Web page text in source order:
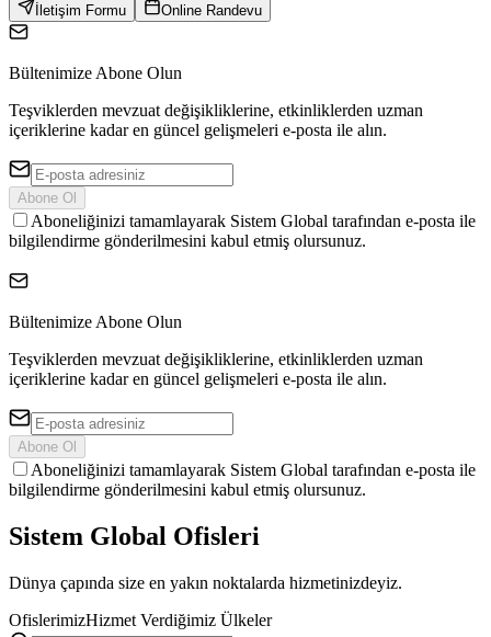
İletişim Formu Online Randevu
Bültenimize Abone Olun
Teşviklerden mevzuat değişikliklerine, etkinliklerden uzman
içeriklerine kadar en güncel gelişmeleri e-posta ile alın.
Abone Ol
Aboneliğinizi tamamlayarak Sistem Global tarafından e-posta ile
bilgilendirme gönderilmesini kabul etmiş olursunuz.
Bültenimize Abone Olun
Teşviklerden mevzuat değişikliklerine, etkinliklerden uzman
içeriklerine kadar en güncel gelişmeleri e-posta ile alın.
Abone Ol
Aboneliğinizi tamamlayarak Sistem Global tarafından e-posta ile
bilgilendirme gönderilmesini kabul etmiş olursunuz.
Sistem Global Ofisleri
Dünya çapında size en yakın noktalarda hizmetinizdeyiz.
OfislerimizHizmet Verdiğimiz Ülkeler